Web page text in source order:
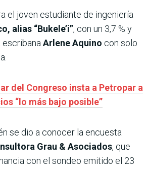
el joven estudiante de ingeniería
alias “Bukele’i”, con un 3,7 % y
escribana Arlene Aquino con solo
del Congreso insta a Petropar a
“lo más bajo posible”
se dio a conocer la encuesta
Grau & Asociados, que
con el sondeo emitido el 23